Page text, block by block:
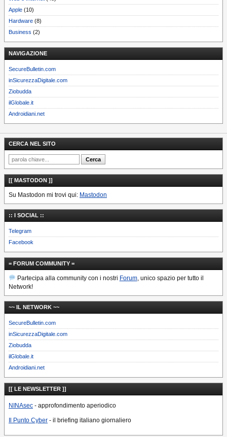
Apple (10)
Hardware (8)
Business (2)
NAVIGAZIONE
SecureBulletin.com
inSicurezzaDigitale.com
Ziobudda
ilGlobale.it
Androidiani.net
CERCA NEL SITO
[[ MASTODON ]]
Su Mastodon mi trovi qui: Mastodon
:: I SOCIAL ::
Telegram
Facebook
= FORUM COMMUNITY =
Partecipa alla community con i nostri Forum, unico spazio per tutto il
Network!
~~ IL NETWORK ~~
SecureBulletin.com
inSicurezzaDigitale.com
Ziobudda
ilGlobale.it
Androidiani.net
[[ LE NEWSLETTER ]]
NINAsec - approfondimento aperiodico
Il Punto Cyber - il briefing italiano giornaliero